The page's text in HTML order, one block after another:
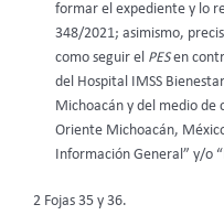
formar el expediente y lo
348/2021; asimismo,
como seguir el PESen
del Hospital IMSS
Michoacán y del medio de
Oriente Michoacán,
Información General” y/o
2 Fojas 35 y 36.